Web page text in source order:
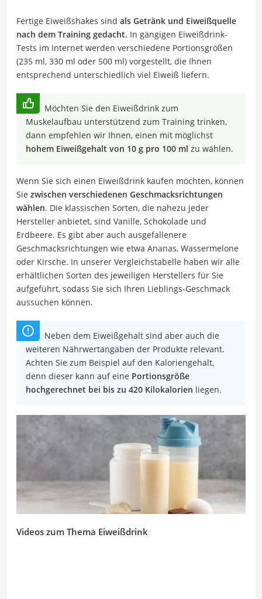
Fertige Eiweißshakes sind als Getränk und Eiweißquelle
nach dem Training gedacht. In gängigen Eiweißdrink-
Tests im Internet werden verschiedene Portionsgrößen
(235 ml, 330 ml oder 500 ml) vorgestellt, die Ihnen
entsprechend unterschiedlich viel Eiweiß liefern.
Möchten Sie den Eiweißdrink zum
Muskelaufbau unterstützend zum Training trinken,
dann empfehlen wir Ihnen, einen mit möglichst
hohem Eiweißgehalt von 10 g pro 100 ml zu wählen.
Wenn Sie sich einen Eiweißdrink kaufen möchten, können
Sie zwischen verschiedenen Geschmacksrichtungen
wählen. Die klassischen Sorten, die nahezu jeder
Hersteller anbietet, sind Vanille, Schokolade und
Erdbeere. Es gibt aber auch ausgefallenere
Geschmacksrichtungen wie etwa Ananas, Wassermelone
oder Kirsche. In unserer Vergleichstabelle haben wir alle
erhältlichen Sorten des jeweiligen Herstellers für Sie
aufgeführt, sodass Sie sich Ihren Lieblings-Geschmack
aussuchen können.
Neben dem Eiweißgehalt sind aber auch die
weiteren Nährwertangaben der Produkte relevant.
Achten Sie zum Beispiel auf den Kaloriengehalt,
denn dieser kann auf eine Portionsgröße
hochgerechnet bei bis zu 420 Kilokalorien liegen.
Videos zum Thema Eiweißdrink